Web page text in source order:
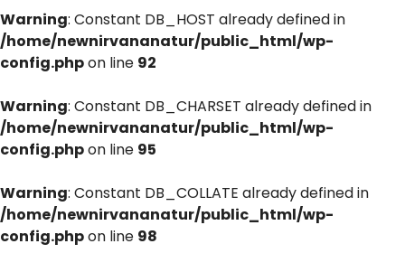
Warning: Constant DB_HOST already defined in
/home/newnirvananatur/public_html/wp-
config.phpon line 92
Warning: Constant DB_CHARSET already defined in
/home/newnirvananatur/public_html/wp-
config.phpon line 95
Warning: Constant DB_COLLATE already defined in
/home/newnirvananatur/public_html/wp-
config.phpon line 98